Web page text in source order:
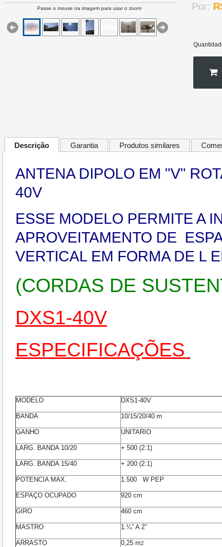
Passe o mouse na imagem para usar o zoom Por:
Descrição Garantia Produtos similares
ANTENA DIPOLO EM "V"
40V
ESSE MODELO PERMITE A
APROVEITAMENTO DE
VERTICAL EM FORMA DE L
(CORDAS DE
DXS1-40V
ESPECIFICAÇÕES
MODELO DXS1-40V
BANDA 10/15/20/40 m
GANHO UNITARIO
LARG. BANDA 10/20 + 500 (2:1)
LARG. BANDA 15/40 + 200 (2:1)
POTENCIA MAX. 1.500 W PEP
ESPAÇO OCUPADO 920 cm
GIRO 460 cm
MASTRO 1.¼” A 2”
ARRASTO 0,25 m2